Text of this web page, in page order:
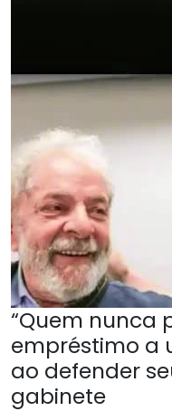
“Quem nunca
empréstimo a
ao defender
gabinete